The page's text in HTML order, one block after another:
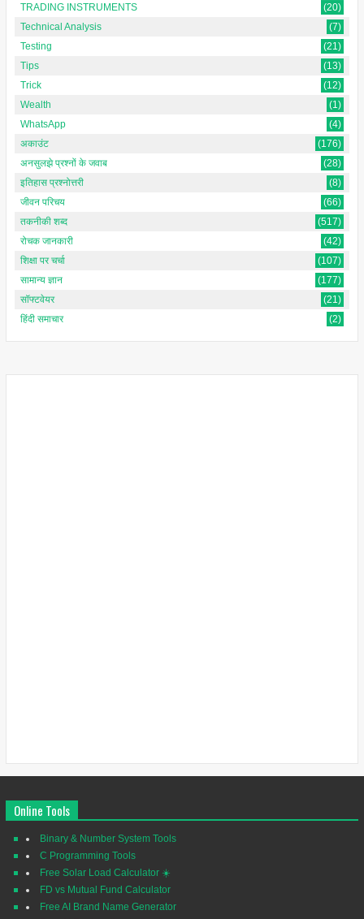
TRADING INSTRUMENTS
(20)
Technical Analysis
(7)
Testing
(21)
Tips
(13)
Trick
(12)
Wealth
(1)
WhatsApp
(4)
अकाउंट
(176)
अनसुलझे प्रश्नों के जवाब
(28)
इतिहास प्रश्नोत्तरी
(8)
जीवन परिचय
(66)
तकनीकी शब्द
(517)
रोचक जानकारी
(42)
शिक्षा पर चर्चा
(107)
सामान्य ज्ञान
(177)
सॉफ्टवेयर
(21)
हिंदी समाचार
(2)
Online Tools
Binary & Number System Tools
C Programming Tools
Free Solar Load Calculator ☀️
FD vs Mutual Fund Calculator
Free AI Brand Name Generator